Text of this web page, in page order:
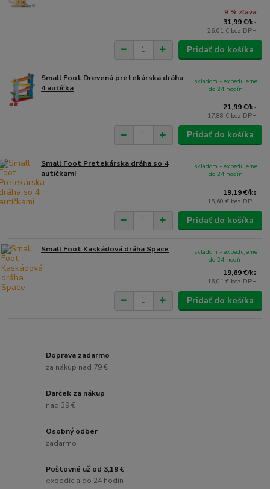
9 % zľava
31,99 €/ks
26,01 € bez DPH
Pridať do košíka
Small Foot Drevená pretekárska dráha
4 autíčka
21,99 €/ks
17,88 € bez DPH
skladom - expedujeme
do 24 hodín
Pridať do košíka
Small Foot Pretekárska dráha so 4
autíčkami
19,19 €/ks
15,60 € bez DPH
skladom - expedujeme
do 24 hodín
Pridať do košíka
Small Foot Kaskádová dráha Space
19,69 €/ks
16,01 € bez DPH
skladom - expedujeme
do 24 hodín
Pridať do košíka
Doprava zadarmo
za nákup nad 79 €
Darček za nákup
nad 39 €
Osobný odber
zadarmo
Poštovné už od 3,19 €
expedícia do 24 hodín